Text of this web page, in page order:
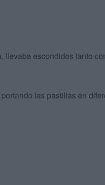
llevaba escondidos tanto
las pastillas en